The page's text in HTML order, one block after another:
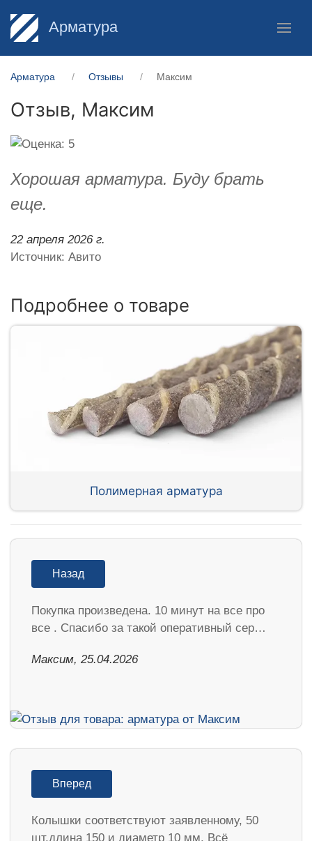
Арматура
Арматура Отзывы Максим
Отзыв, Максим
Хорошая арматура. Буду брать
еще.
22 апреля 2026 г.
Источник: Авито
Подробнее о товаре
Полимерная арматура
Назад
Покупка произведена. 10 минут на все про
все . Спасибо за такой оперативный сер…
Максим, 25.04.2026
Вперед
Колышки соответствуют заявленному, 50
шт,длина 150 и диаметр 10 мм. Всё